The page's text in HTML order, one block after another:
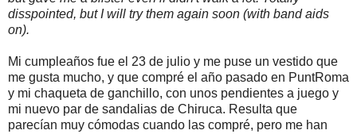
disspointed, but I will try them again soon (with band aids
on).
Mi cumpleaños fue el 23 de julio y me puse un vestido que
me gusta mucho, y que compré el año pasado en PuntRoma
y mi chaqueta de ganchillo, con unos pendientes a juego y
mi nuevo par de sandalias de Chiruca. Resulta que
parecían muy cómodas cuando las compré, pero me han